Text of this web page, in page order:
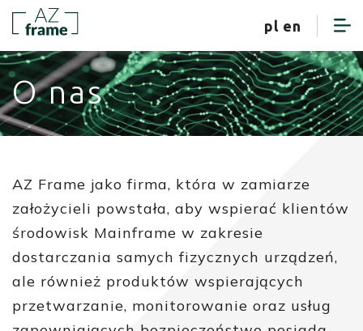
pl en
O nas
AZ Frame jako firma, która w zamiarze
założycieli powstała, aby wspierać klientów
środowisk Mainframe w zakresie
dostarczania samych fizycznych urządzeń,
ale również produktów wspierających
przetwarzanie, monitorowanie oraz usług